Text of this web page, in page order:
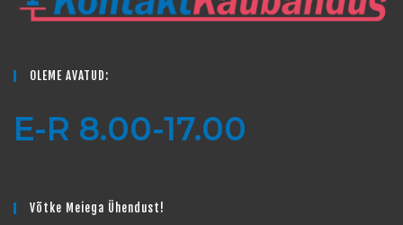
OLEME AVATUD:
E-R 8.00-17.00
Võtke Meiega Ühendust!